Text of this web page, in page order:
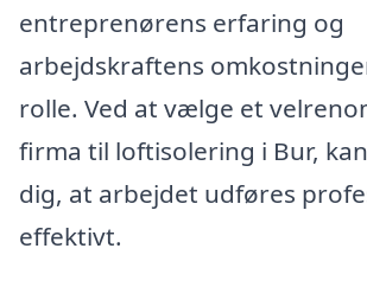
entreprenørens erfaring og
arbejdskraftens
rolle. Ved at vælge et
firma til loftisolering i Bur,
dig, at arbejdet udføres
effektivt.